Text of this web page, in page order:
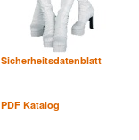
Sicherheitsdatenblatt
PDF Katalog